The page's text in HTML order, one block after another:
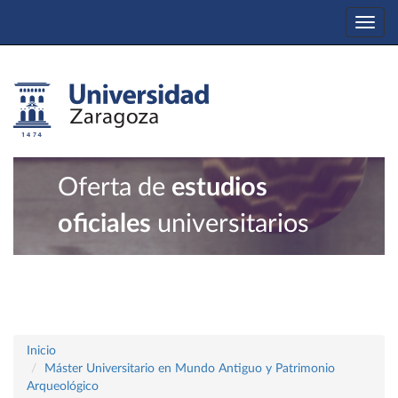
Oferta de estudios
oficiales universitarios
Inicio
Máster Universitario en Mundo Antiguo y Patrimonio
Arqueológico